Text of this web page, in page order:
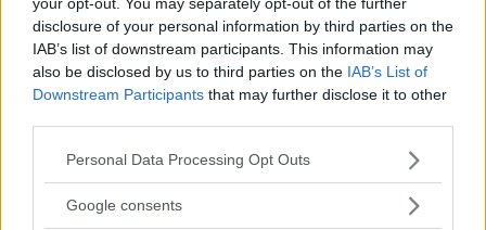
disclosure of your personal information by third parties on the
IAB’s list of downstream participants. This information may
also be disclosed by us to third parties on the IAB’s List of
Downstream Participants that may further disclose it to other
Please note that this website/app uses one or more Google
not limited to your visit or usage behaviour. You may click to
Personal Data Processing Opt Outs
Google consents
Asili Nido
Feste